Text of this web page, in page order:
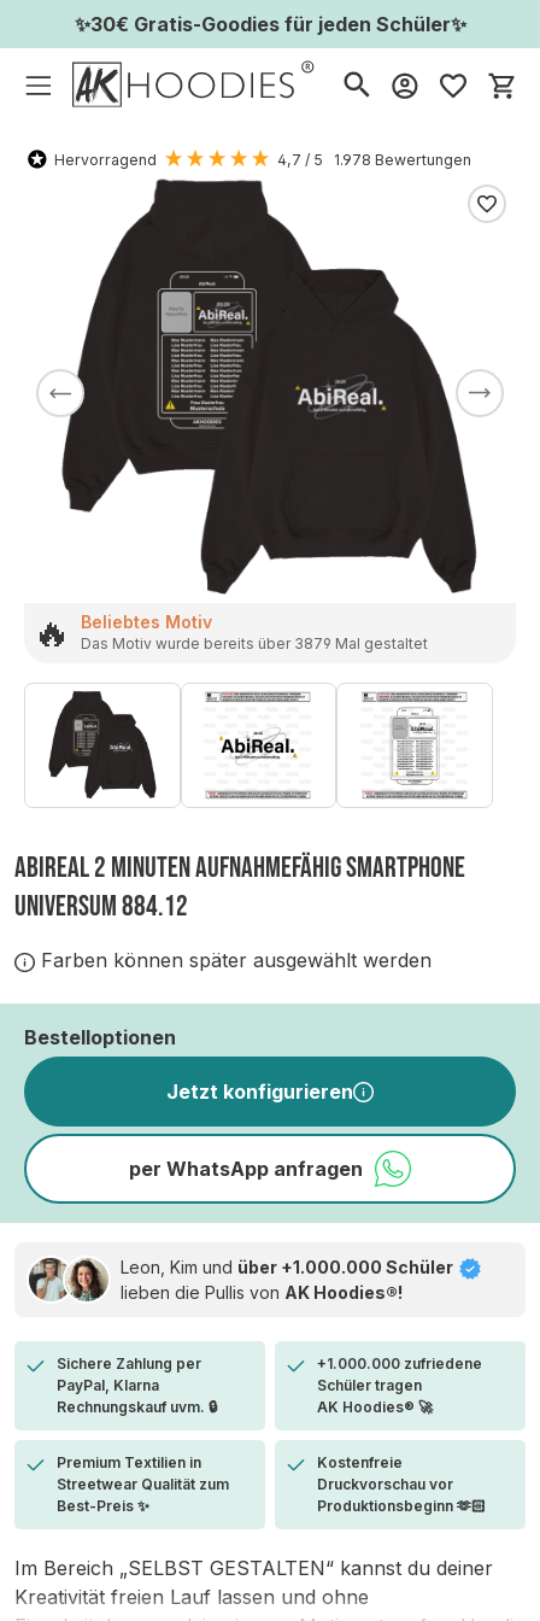
✨30€ Gratis-Goodies für jeden Schüler✨
Hervorragend 4,7 / 5 1.978 Bewertungen
🔥 Beliebtes Motiv
Das Motiv wurde bereits über 3879 Mal gestaltet
ABIREAL 2 MINUTEN AUFNAHMEFÄHIG SMARTPHONE
UNIVERSUM 884.12
Farben können später ausgewählt werden
Bestelloptionen
Jetzt konfigurieren
per WhatsApp anfragen
Leon, Kim und über +1.000.000 Schüler
lieben die Pullis von AK Hoodies®!
Sichere Zahlung per
PayPal, Klarna
Rechnungskauf uvm. 🔒
+1.000.000 zufriedene
Schüler tragen
AK Hoodies® 🚀
Premium Textilien in
Streetwear Qualität zum
Best-Preis ✨
Kostenfreie
Druckvorschau vor
Produktionsbeginn 🫶🏻
Im Bereich „SELBST GESTALTEN“ kannst du deiner
Kreativität freien Lauf lassen und ohne